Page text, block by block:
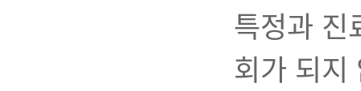
특정과 진
회가 되지